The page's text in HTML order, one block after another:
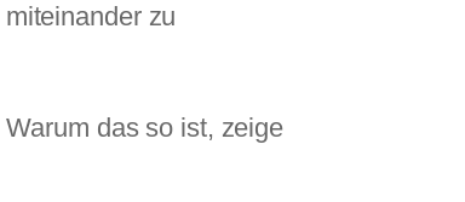
zu
das so ist, zeige